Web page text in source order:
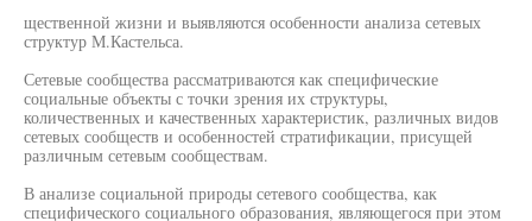
щественной жизни и выявляются особенности анализа сетевых
структур М.Кастельса.
Сетевые сообщества рассматриваются как специфические
социальные объекты с точки зрения их структуры,
количественных и качественных характеристик, различных видов
сетевых сообществ и особенностей стратификации, присущей
различным сетевым сообществам.
В анализе социальной природы сетевого сообщества, как
специфического социального образования, являющегося при этом